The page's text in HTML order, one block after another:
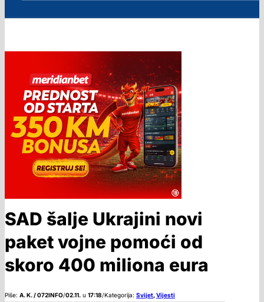
SAD šalje Ukrajini novi
paket vojne pomoći od
skoro 400 miliona eura
Piše: A. K. / 072INFO/02.11. u 17:18/Kategorija: Svijet,Vijesti